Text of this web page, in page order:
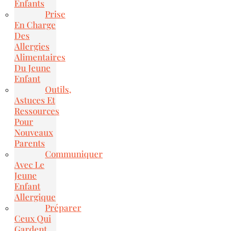
Enfants
Prise
En Charge
Des
Allergies
Alimentaires
Du Jeune
Enfant
Outils,
Astuces Et
Ressources
Pour
Nouveaux
Parents
Communiquer
Avec Le
Jeune
Enfant
Allergique
Préparer
Ceux Qui